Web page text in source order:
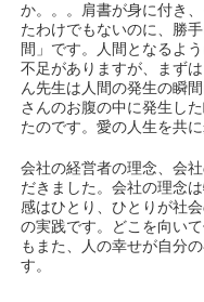
か。。。肩書が身に付き
たわけでもないのに、勝
間」です。人間となるよ
不足がありますが、まず
ん先生は人間の発生の瞬
さんのお腹の中に発生し
たのです。愛の人生を共
会社の経営者の理念、会
だきました。会社の理念
感はひとり、ひとりが社
の実践です。どこを向い
もまた、人の幸せが自分
す。